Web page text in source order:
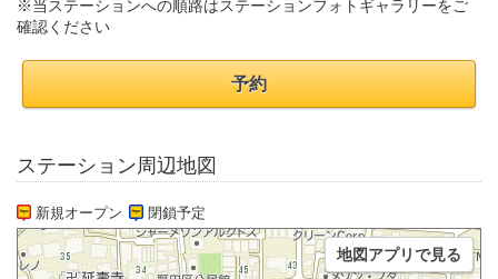
※当ステーションへの順路はステーションフォトギャラリーをご
確認ください
予約
ステーション周辺地図
新規オープン 閉鎖予定
地図アプリで見る